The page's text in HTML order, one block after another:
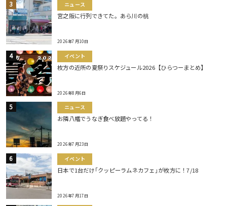
ニュース
宮之阪に行列できてた。あら川の桃
2026年7月10日
イベント
枚方の近所の夏祭りスケジュール2026【ひらつーまとめ】
2026年8月6日
ニュース
お隣八幡でうなぎ食べ放題やってる！
2026年7月23日
イベント
日本で1台だけ｢クッピーラムネカフェ｣が枚方に！7/18
2026年7月17日